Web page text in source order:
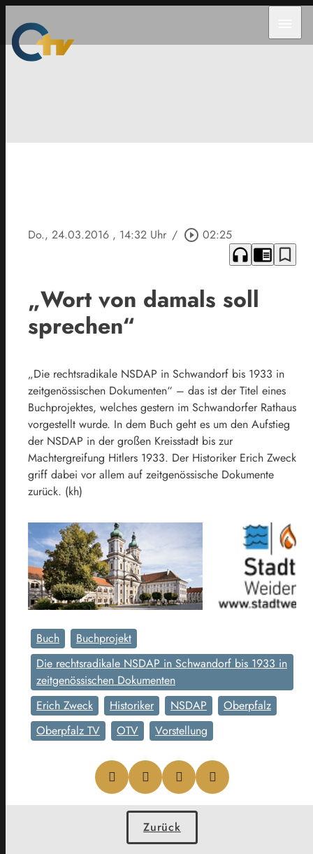
Do., 24.03.2016 , 14:32 Uhr / play_circle_outline 02:25
headphones chrome_reader_mode bookmark_border
„Wort von damals soll
sprechen“
„Die rechtsradikale NSDAP in Schwandorf bis 1933 in
zeitgenössischen Dokumenten“ – das ist der Titel eines
Buchprojektes, welches gestern im Schwandorfer Rathaus
vorgestellt wurde. In dem Buch geht es um den Aufstieg
der NSDAP in der großen Kreisstadt bis zur
Machtergreifung Hitlers 1933. Der Historiker Erich Zweck
griff dabei vor allem auf zeitgenössische Dokumente
zurück. (kh)
Buch
Buchprojekt
Die rechtsradikale NSDAP in Schwandorf bis 1933 in
zeitgenössischen Dokumenten
Erich Zweck
Historiker NSDAP
Oberpfalz
Oberpfalz TV
OTV Vorstellung
Zurück